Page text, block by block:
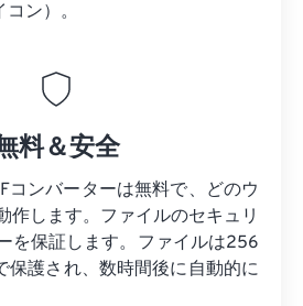
コン）。
料＆安全
コンバーターは無料で、どのウ
作します。ファイルのセキュリ
を保証します。ファイルは256
保護され、数時間後に自動的に